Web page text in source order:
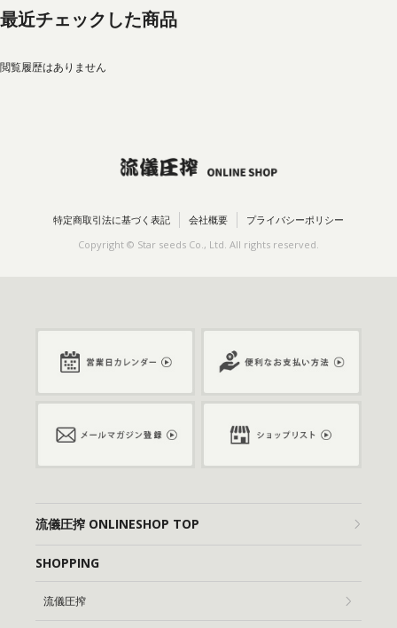
最近チェックした商品
閲覧履歴はありません
特定商取引法に基づく表記 会社概要 プライバシーポリシー
Copyright © Star seeds Co., Ltd. All rights reserved.
流儀圧搾 ONLINESHOP TOP
SHOPPING
流儀圧搾